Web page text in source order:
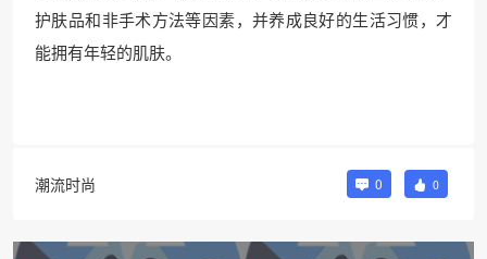
护肤品和非手术方法等因素，并养成良好的生活习惯，才
能拥有年轻的肌肤。
潮流时尚 0 0